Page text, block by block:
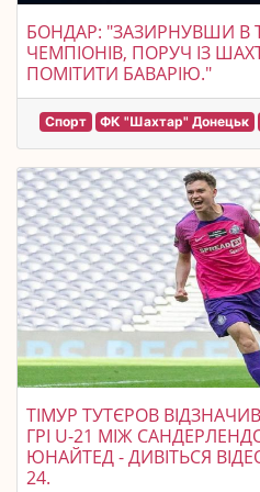
БОНДАР: "ЗАЗИРНУВШИ В
ЧЕМПІОНІВ, ПОРУЧ ІЗ
ПОМІТИТИ БАВАРІЮ."
Спорт ФК "Шахтар" Донецьк
ТІМУР ТУТЄРОВ
ГРІ U-21 МІЖ
ЮНАЙТЕД - ДИВІТЬСЯ
24.